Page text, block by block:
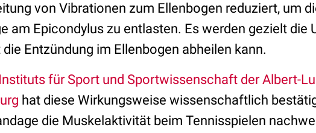
von Vibrationen zum Ellenbogen reduziert, um
am Epicondylus zu entlasten. Es werden gezielt die
Entzündung im Ellenbogen abheilen kann.
Instituts für Sport und Sportwissenschaft der Albert-
hat diese Wirkungsweise wissenschaftlich
die Muskelaktivität beim Tennisspielen